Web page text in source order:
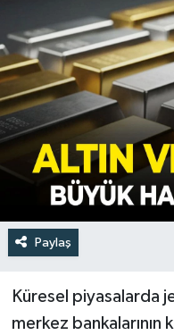
Paylaş
Küresel piyasalarda
merkez bankalarının
Türkiye
Yaşam